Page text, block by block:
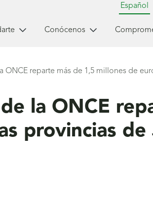
Español
Conócenos
ONCE reparte más de 1,5 millones de
la ONCE
provincias de